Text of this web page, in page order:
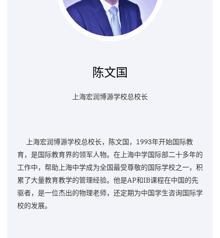
陈文国
上海宏润博源学校总校长
上海宏润博源学校总校长，陈文国，1993年开始国际教
育，是国际教育界的领军人物。在上海中学国际部二十多年的
工作中，帮助上海中学成为全国最受尊敬的国际学校之一，积
累了大量教育教学的管理经验。他是AP和IB课程在中国的先
驱者，是一位杰出的物理老师，还定期为中国学生咨询国际学
校的发展。